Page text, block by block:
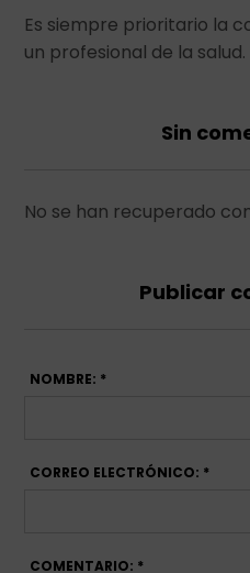
Es siempre prioritario la
un profesional de la salud.
Sin
No se han recuperado
Publicar
NOMBRE: *
CORREO ELECTRÓNICO: *
COMENTARIO: *